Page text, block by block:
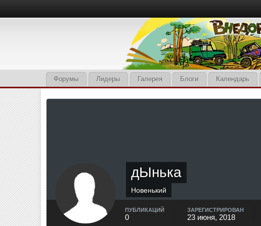
Форумы Лидеры Галерея Блоги Календарь
дЫнька
Новенький
ПУБЛИКАЦИЙ
0
ЗАРЕГИСТРИРОВАН
23 июня, 2018